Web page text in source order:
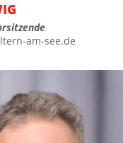
am-see.de